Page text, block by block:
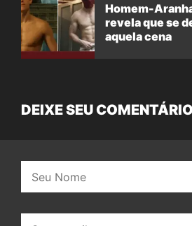
Homem-
revela que se
aquela cena
DEIXE SEU COMENTÁRIO